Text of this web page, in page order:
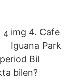
img 4. Cafe
Iguana Park
Bil
bilen?